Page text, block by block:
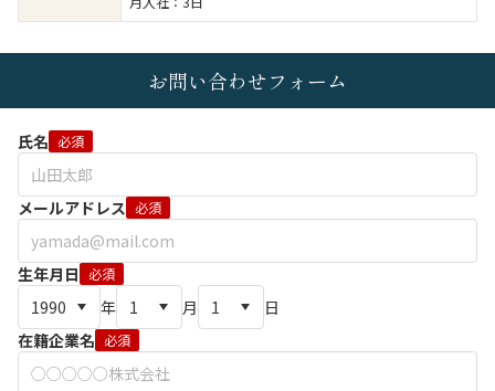
お問い合わせフォーム
氏名 必須
メールアドレス 必須
生年月日 必須
年 月
日
在籍企業名 必須